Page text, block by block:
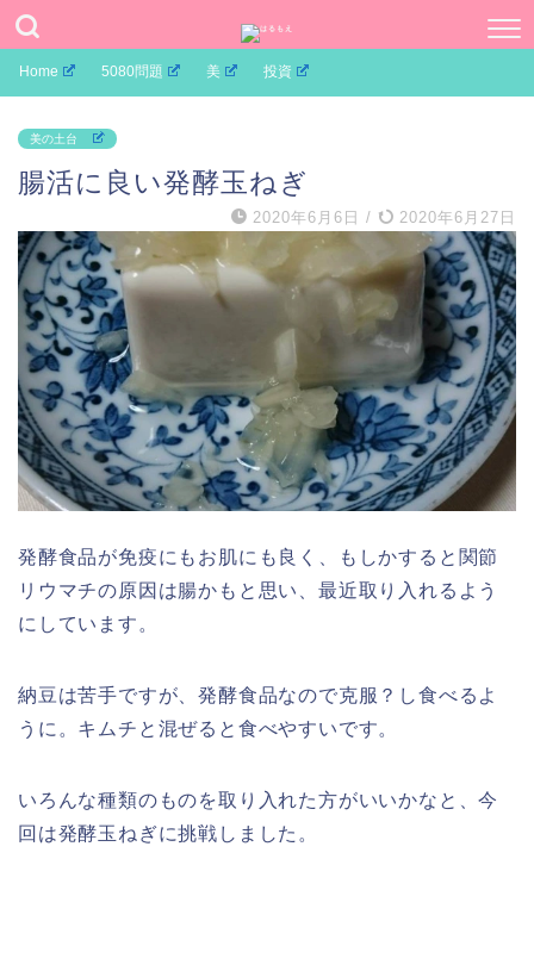
Home 5080問題 美 投資
美の土台
腸活に良い発酵玉ねぎ
2020年6月6日 / 2020年6月27日
発酵食品が免疫にもお肌にも良く、もしかすると関節
リウマチの原因は腸かもと思い、最近取り入れるよう
にしています。
納豆は苦手ですが、発酵食品なので克服？し食べるよ
うに。キムチと混ぜると食べやすいです。
いろんな種類のものを取り入れた方がいいかなと、今
回は発酵玉ねぎに挑戦しました。